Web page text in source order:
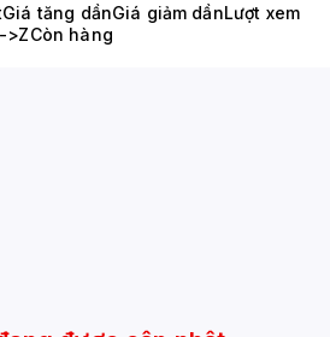
Giá tăng dầnGiá giảm dầnLượt xem
>ZCòn hàng